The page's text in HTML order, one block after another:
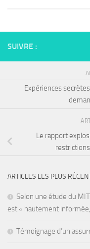
SUIVRE :
Expériences
Le rapport
ARTICLES LES PLUS
Selon une étude du
est « hautement
Témoignage d’un